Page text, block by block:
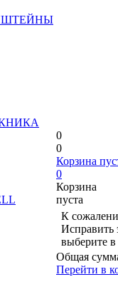
0
0
Корзина
0
Корзина
пуста
К
Исправить
выберите
Общая
Перейти в